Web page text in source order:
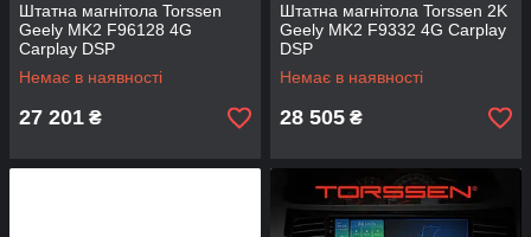
Штатна магнітола Torssen
Geely MK2 F96128 4G
Carplay DSP
Немає в наявності
27 201 ₴
Штатна магнітола Torssen 2K
Geely MK2 F9332 4G Carplay
DSP
Немає в наявності
28 505 ₴